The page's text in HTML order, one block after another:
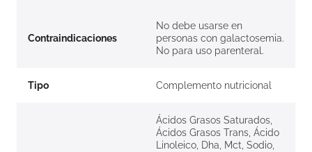
Contraindicaciones
No debe usarse en
personas con galactosemia.
No para uso parenteral.
Tipo Complemento nutricional
Ácidos Grasos Saturados,
Ácidos Grasos Trans, Ácido
Linoleico, Dha, Mct, Sodio,